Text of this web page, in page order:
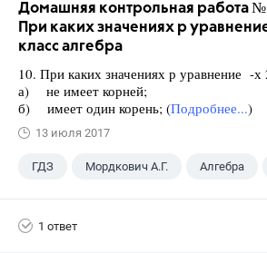
Домашняя контрольная работа №
При каких значениях р
класс алгебра
10. При каких значениях р уравнение -
а) не имеет корней;
б) имеет один корень; (Подробнее...)
13 июля 2017
ГДЗ Мордкович А.Г. Алгебра
1 ответ